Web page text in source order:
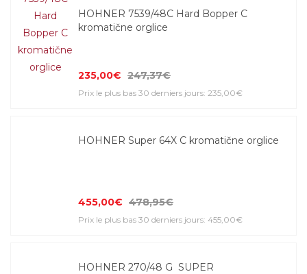
HOHNER 7539/48C Hard Bopper C
kromatične orglice
235,00€ 247,37€
Prix le plus bas 30 derniers jours: 235,00€
HOHNER Super 64X C kromatične orglice
455,00€ 478,95€
Prix le plus bas 30 derniers jours: 455,00€
HOHNER 270/48 G SUPER